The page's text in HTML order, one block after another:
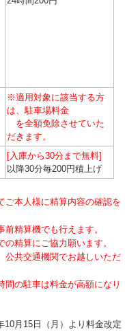
※適用対象に該当する方
は、駐車場料金
を全額免除させていた
だきます。
[入庫から30分まで無料]
以降30分毎200円積上げ
本人様に精算内容の確認を
精算機でも行えます。
精算にご協力願います。
公共交通機関でお越しいただ
の駐車は料金が高額になり
10月15日（月）より料金改定